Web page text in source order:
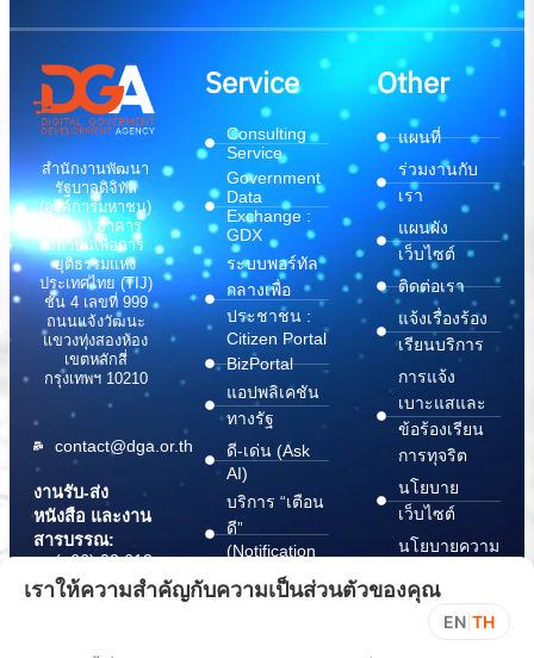
สำนักงานพัฒนา
รัฐบาลดิจิทัล
(องค์การมหาชน)
(สพร.) อาคาร
สถาบันเพื่อการ
ยุติธรรมแห่ง
ประเทศไทย (TIJ)
ชั้น 4 เลขที่ 999
ถนนแจ้งวัฒนะ
แขวงทุ่งสองห้อง
เขตหลักสี่
กรุงเทพฯ 10210
contact@dga.or.th
งานรับ-ส่ง
หนังสือ และงาน
สารบรรณ:
(+66) 02 612
6000
saraban@dga.or.th
Service
Consulting
Service
Government
Data
Exchange :
GDX
ระบบพอร์ทัล
กลางเพื่อ
ประชาชน :
Citizen Portal
BizPortal
แอปพลิเคชัน
ทางรัฐ
ดี-เด่น (Ask
AI)
บริการ “เตือน
ดี”
(Notification
บริการ
Other
แผนที่
ร่วมงานกับ
เรา
แผนผัง
เว็บไซต์
ติดต่อเรา
แจ้งเรื่องร้อง
เรียนบริการ
การแจ้ง
เบาะแสและ
ข้อร้องเรียน
การทุจริต
นโยบาย
เว็บไซต์
นโยบายความ
ปลอดภัย
สารสนเทศ
เราให้ความสำคัญกับความเป็นส่วนตัวของคุณ
EN TH